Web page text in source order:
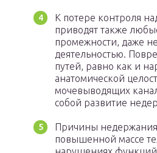
К потере контроля
приводят также
промежности, даже
деятельностью.
путей, равно как и
анатомической
мочевыводящих
собой развитие
Причины недержания
повышенной массе